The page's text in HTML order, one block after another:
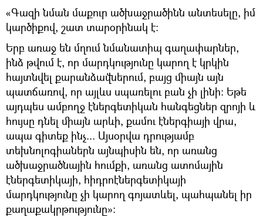
«Գազի նման մաքուր ածխաջրածինն անտեսելը, իմ
կարծիքով, շատ տարօրինակ է։
Երբ առաջ են մղում նմանատիպ գաղափարներ,
ինձ թվում է, որ մարդկությունը կարող է կրկին
հայտնվել քարանձավներում, բայց միայն այն
պատճառով, որ այլևս սպառելու բան չի լինի։ Եթե
այդպես ամբողջ էներգետիկան հանգեցներ զրոյի և
հույսը դնել միայն արևի, քամու էներգիայի վրա,
ապա գիտեք ինչ... Այսօրվա դրությամբ
տեխնոլոգիաներն այնպիսին են, որ առանց
ածխաջրածնային հումքի, առանց ատոմային
էներգետիկայի, հիդրոէներգետիկայի
մարդկությունը չի կարող գոյատևել, պահպանել իր
քաղաքակրթությունը»։